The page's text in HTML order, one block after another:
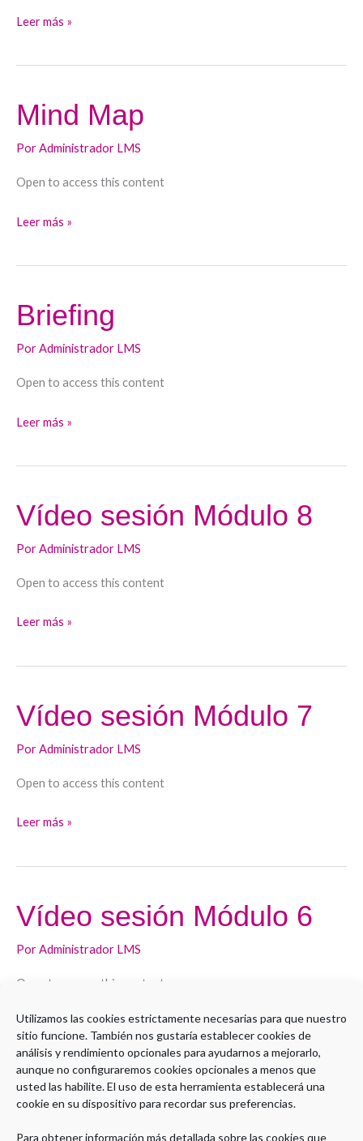
Utilizamos las cookies estrictamente necesarias para que nuestro
sitio funcione. También nos gustaría establecer cookies de
análisis y rendimiento opcionales para ayudarnos a mejorarlo,
aunque no configuraremos cookies opcionales a menos que
usted las habilite. El uso de esta herramienta establecerá una
cookie en su dispositivo para recordar sus preferencias.
Para obtener información más detallada sobre las cookies que
Leer más »
Mind Map
PorAdministrador LMS
Open to access this content
Mind
Map
Leer más »
Briefing
PorAdministrador LMS
Open to access this content
Briefing
Leer más »
Vídeo sesión Módulo 8
PorAdministrador LMS
Open to access this content
Vídeo
sesión
Módulo
Leer más »
Vídeo sesión Módulo 7
PorAdministrador LMS
Open to access this content
Vídeo
sesión
Módulo
Leer más »
Vídeo sesión Módulo 6
PorAdministrador LMS
Open to access this content
Vídeo
sesión
Módulo
Leer más »
1 2 … 6 Siguiente